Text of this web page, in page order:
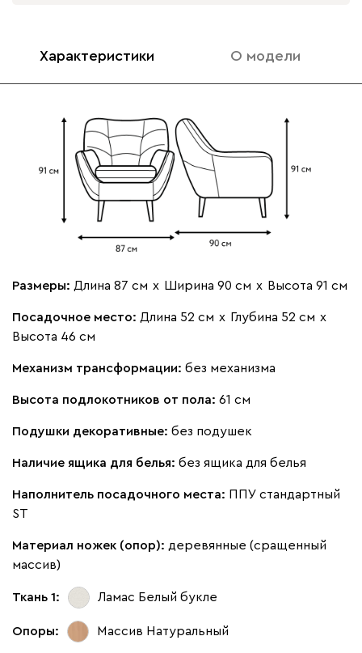
Онли 28 990
236 310
Геста
Бежевый
Характеристики О модели
Размеры: Длина 87 см х Ширина 90 см х Высота 91 см
Посадочное место: Длина 52 см х Глубина 52 см х
Высота 46 см
Механизм трансформации: без механизма
Высота подлокотников от пола: 61 см
Подушки декоративные: без подушек
Наличие ящика для белья: без ящика для белья
Наполнитель посадочного места: ППУ стандартный
ST
Материал ножек (опор): деревянные (сращенный
массив)
Ткань 1: Ламас Белый букле
Опоры: Массив Натуральный